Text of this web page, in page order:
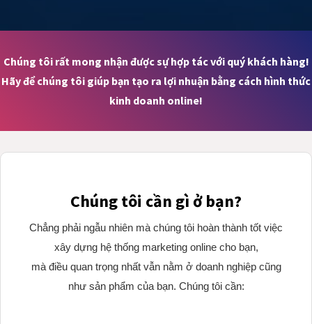
Chúng tôi rất mong nhận được sự hợp tác với quý khách hàng!
Hãy để chúng tôi giúp bạn tạo ra lợi nhuận bằng cách hình thức
kinh doanh online!
Chúng tôi cần gì ở bạn?
Chẳng phải ngẫu nhiên mà chúng tôi hoàn thành tốt việc
xây dựng hệ thống marketing online cho bạn,
mà điều quan trọng nhất vẫn nằm ở doanh nghiệp cũng
như sản phẩm của bạn. Chúng tôi cần: